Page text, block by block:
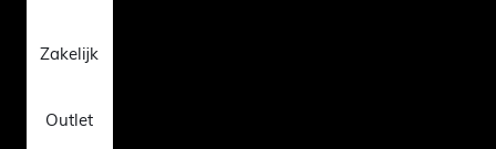
Zakelijk
Outlet